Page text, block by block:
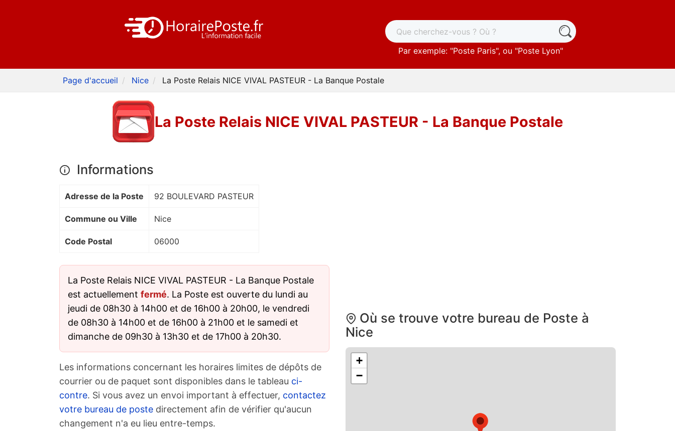
Par exemple: "Poste Paris", ou "Poste Lyon"
Page d'accueil Nice La Poste Relais NICE VIVAL PASTEUR - La Banque Postale
La Poste Relais NICE VIVAL PASTEUR - La Banque Postale
Informations
Adresse de la Poste 92 BOULEVARD PASTEUR
Commune ou Ville Nice
Code Postal 06000
La Poste Relais NICE VIVAL PASTEUR - La Banque Postale
est actuellement fermé. La Poste est ouverte du lundi au
jeudi de 08h30 à 14h00 et de 16h00 à 20h00, le vendredi
de 08h30 à 14h00 et de 16h00 à 21h00 et le samedi et
dimanche de 09h30 à 13h30 et de 17h00 à 20h30.
Les informations concernant les horaires limites de dépôts de
courrier ou de paquet sont disponibles dans le tableau ci-
contre. Si vous avez un envoi important à effectuer, contactez
votre bureau de poste directement afin de vérifier qu'aucun
changement n'a eu lieu entre-temps.
Où se trouve votre bureau de Poste à
Nice
+
−